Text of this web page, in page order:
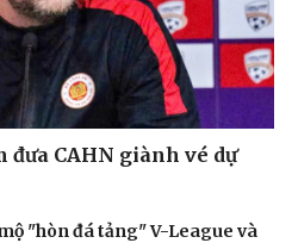
đưa CAHN giành vé dự
"hòn đá tảng" V-League và